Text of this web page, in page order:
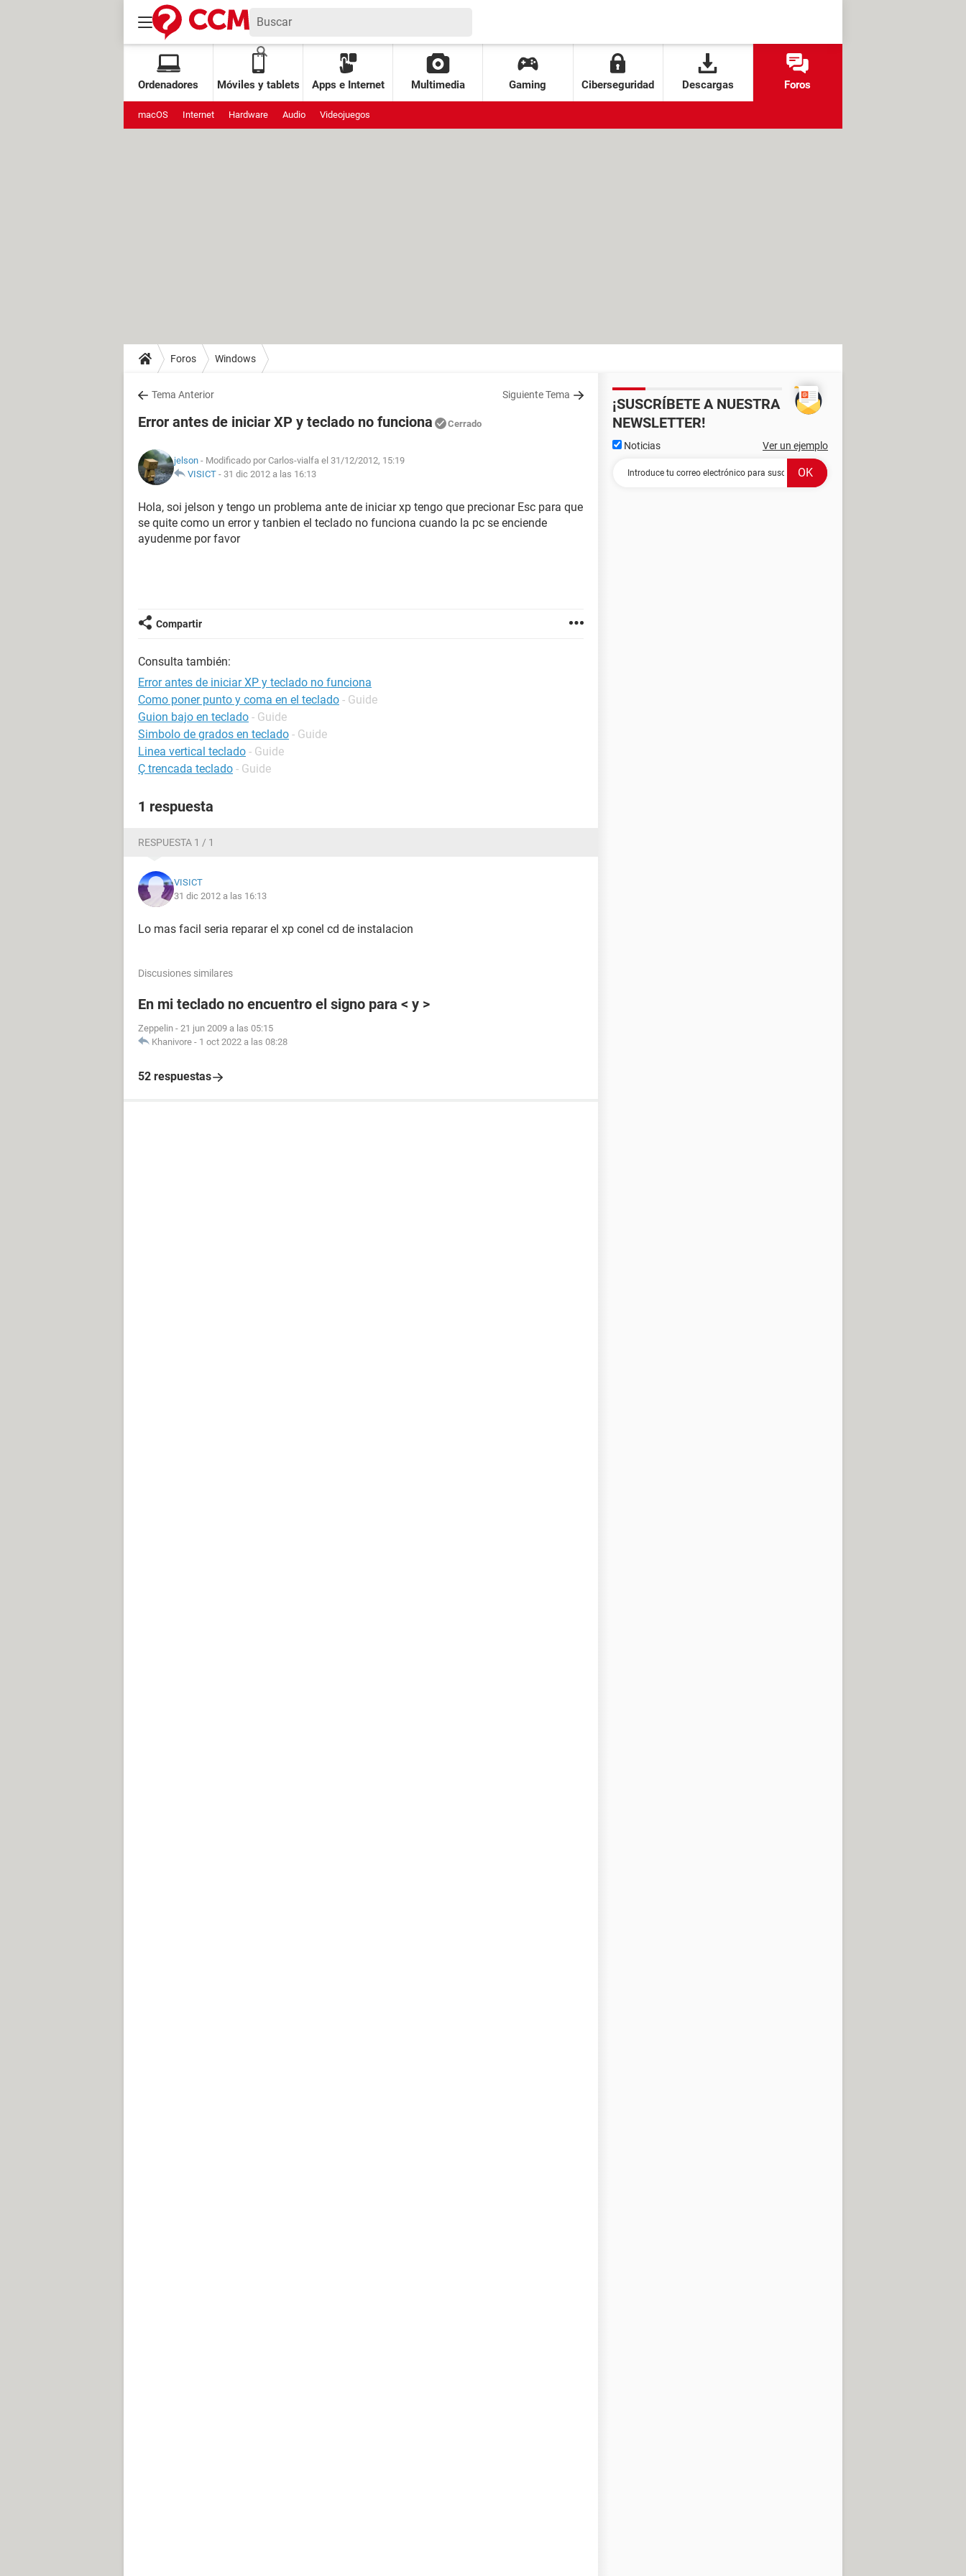
Ordenadores Móviles y tablets Apps e Internet Multimedia Gaming Ciberseguridad Descargas Foros
macOS Internet Hardware Audio Videojuegos
Foros Windows
Tema Anterior Siguiente Tema
Error antes de iniciar XP y teclado no funciona Cerrado
jelson - Modificado por Carlos-vialfa el 31/12/2012, 15:19
VISICT - 31 dic 2012 a las 16:13
Hola, soi jelson y tengo un problema ante de iniciar xp tengo que precionar Esc para que
se quite como un error y tanbien el teclado no funciona cuando la pc se enciende
ayudenme por favor
Compartir
Consulta también:
Error antes de iniciar XP y teclado no funciona
Como poner punto y coma en el teclado - Guide
Guion bajo en teclado - Guide
Simbolo de grados en teclado - Guide
Linea vertical teclado - Guide
Ç trencada teclado - Guide
1 respuesta
RESPUESTA 1 / 1
VISICT
31 dic 2012 a las 16:13
Lo mas facil seria reparar el xp conel cd de instalacion
Discusiones similares
En mi teclado no encuentro el signo para < y >
Zeppelin - 21 jun 2009 a las 05:15
Khanivore - 1 oct 2022 a las 08:28
52 respuestas
¡SUSCRÍBETE A NUESTRA
NEWSLETTER!
Noticias Ver un ejemplo